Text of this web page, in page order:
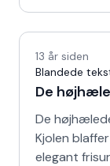
13 år siden
Blandede
De
De
Kjolen
elegant